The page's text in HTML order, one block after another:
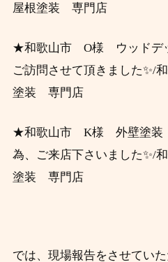
屋根塗装 専門店
★和歌山市 O様 ウッドデッ
ご訪問させて頂きました✨/
塗装 専門店
★和歌山市 K様 外壁塗装
為、ご来店下さい ました✨/
塗装 専門店
では、現場報告をさせていた